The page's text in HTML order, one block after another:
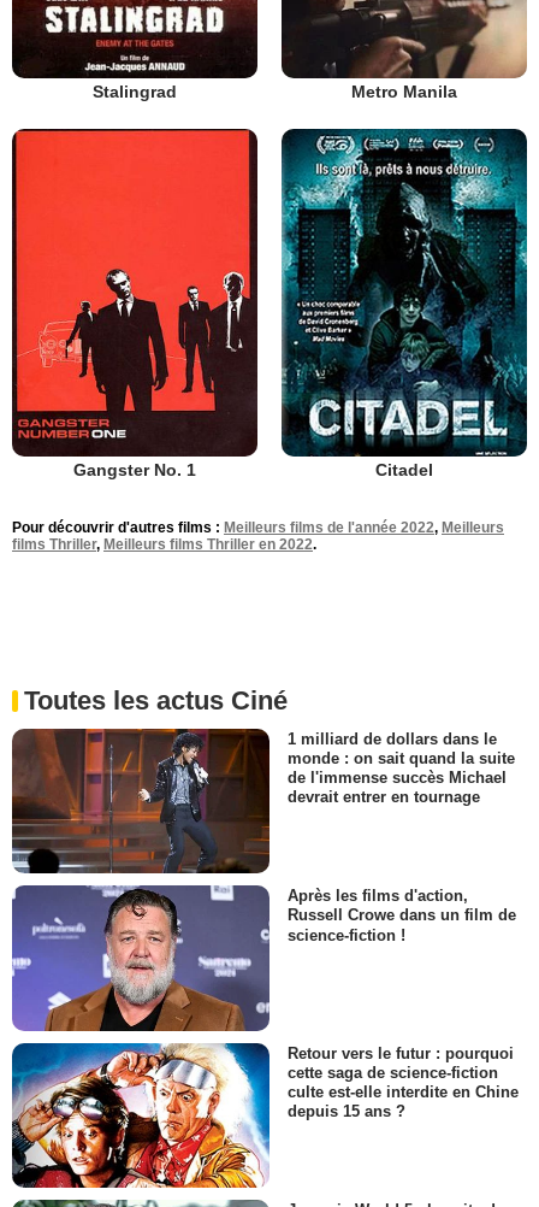
Stalingrad Metro Manila
Gangster No. 1 Citadel
Pour découvrir d'autres films : Meilleurs films de l'année 2022, Meilleurs
films Thriller, Meilleurs films Thriller en 2022.
Toutes les actus Ciné
1 milliard de dollars dans le
monde : on sait quand la suite
de l'immense succès Michael
devrait entrer en tournage
Après les films d'action,
Russell Crowe dans un film de
science-fiction !
Retour vers le futur : pourquoi
cette saga de science-fiction
culte est-elle interdite en Chine
depuis 15 ans ?